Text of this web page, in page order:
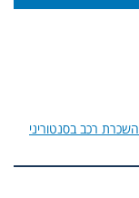
השכרת רכב בסנטוריני